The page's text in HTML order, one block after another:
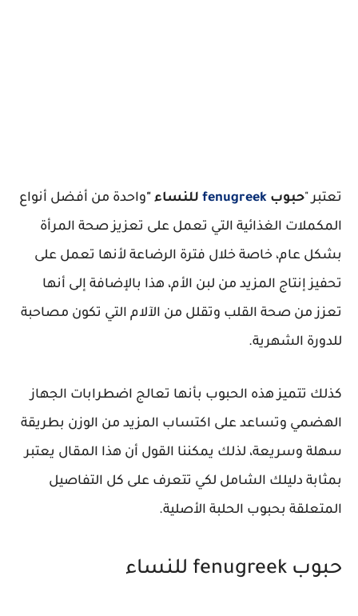
تعتبر "حبوب fenugreek للنساء "واحدة من أفضل أنواع
المكملات الغذائية التي تعمل على تعزيز صحة المرأة
بشكل عام، خاصة خلال فترة الرضاعة لأنها تعمل على
تحفيز إنتاج المزيد من لبن الأم، هذا بالإضافة إلى أنها
تعزز من صحة القلب وتقلل من الآلام التي تكون مصاحبة
للدورة الشهرية.
كذلك تتميز هذه الحبوب بأنها تعالج اضطرابات الجهاز
الهضمي وتساعد على اكتساب المزيد من الوزن بطريقة
سهلة وسريعة، لذلك يمكننا القول أن هذا المقال يعتبر
بمثابة دليلك الشامل لكي تتعرف على كل التفاصيل
المتعلقة بحبوب الحلبة الأصلية.
حبوب fenugreek للنساء